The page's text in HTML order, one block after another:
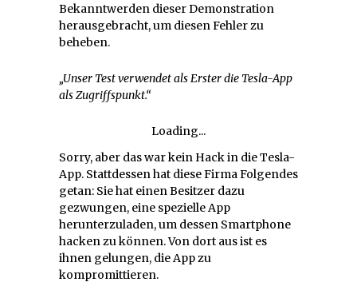
Bekanntwerden dieser Demonstration
herausgebracht, um diesen Fehler zu
beheben.
„Unser Test verwendet als Erster die Tesla-App
als Zugriffspunkt.“
Loading...
Sorry, aber das war kein Hack in die Tesla-
App. Stattdessen hat diese Firma Folgendes
getan: Sie hat einen Besitzer dazu
gezwungen, eine spezielle App
herunterzuladen, um dessen Smartphone
hacken zu können. Von dort aus ist es
ihnen gelungen, die App zu
kompromittieren.